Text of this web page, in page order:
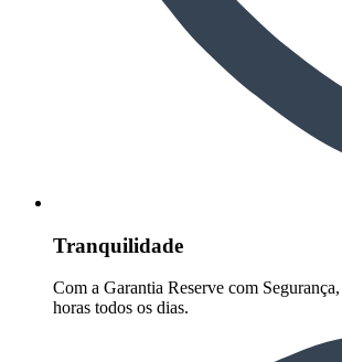
Tranquilidade
Com a Garantia Reserve com
horas todos os dias.